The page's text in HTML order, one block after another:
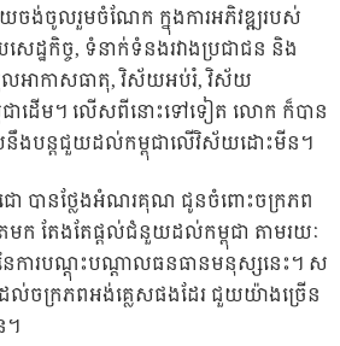
យចង់ចូលរួមចំណែក ក្នុងការអភិវឌ្ឍរបស់
ដ្ឋកិច្ច, ទំនាក់ទំនងរវាងប្រជាជន និង
លអាកាសធាតុ, វិស័យអប់រំ, វិស័យ
ត្រជាដើម។ លើសពីនោះទៅទៀត លោក ក៏បាន
សនឹងបន្តជួយដល់កម្ពុជាលើវិស័យដោះមីន។
ជោ បានថ្លែងអំណរគុណ ជូនចំពោះចក្រភព
មក តែងតែផ្តល់ជំនួយដល់កម្ពុជា តាមរយៈ
ារបណ្តុះបណ្តាលធនធានមនុស្សនេះ។ ស
ល់ចក្រភពអង់គ្លេសផងដែរ ជួយយ៉ាងច្រើន
។